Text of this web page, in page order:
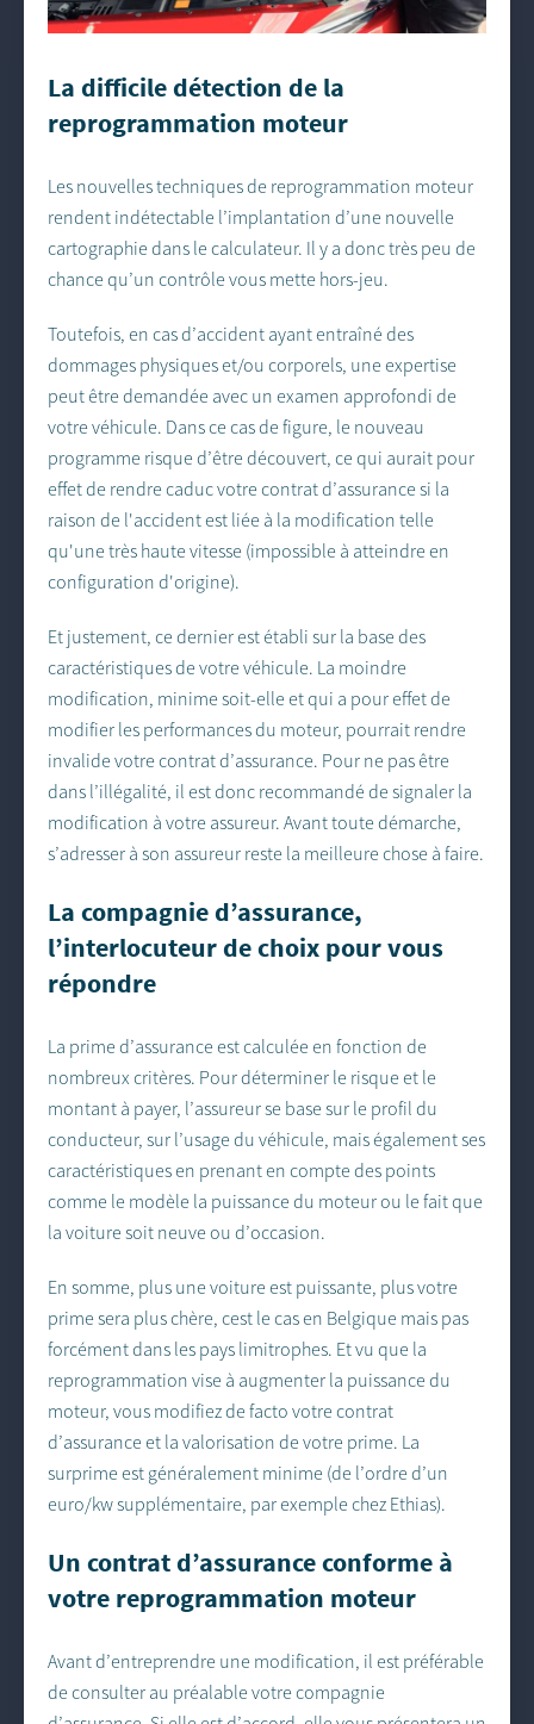
La difficile détection de la
reprogrammation moteur
Les nouvelles techniques de reprogrammation moteur
rendent indétectable l’implantation d’une nouvelle
cartographie dans le calculateur. Il y a donc très peu de
chance qu’un contrôle vous mette hors-jeu.
Toutefois, en cas d’accident ayant entraîné des
dommages physiques et/ou corporels, une expertise
peut être demandée avec un examen approfondi de
votre véhicule. Dans ce cas de figure, le nouveau
programme risque d’être découvert, ce qui aurait pour
effet de rendre caduc votre contrat d’assurance si la
raison de l'accident est liée à la modification telle
qu'une très haute vitesse (impossible à atteindre en
configuration d'origine).
Et justement, ce dernier est établi sur la base des
caractéristiques de votre véhicule. La moindre
modification, minime soit-elle et qui a pour effet de
modifier les performances du moteur, pourrait rendre
invalide votre contrat d’assurance. Pour ne pas être
dans l’illégalité, il est donc recommandé de signaler la
modification à votre assureur. Avant toute démarche,
s’adresser à son assureur reste la meilleure chose à faire.
La compagnie d’assurance,
l’interlocuteur de choix pour vous
répondre
La prime d’assurance est calculée en fonction de
nombreux critères. Pour déterminer le risque et le
montant à payer, l’assureur se base sur le profil du
conducteur, sur l’usage du véhicule, mais également ses
caractéristiques en prenant en compte des points
comme le modèle la puissance du moteur ou le fait que
la voiture soit neuve ou d’occasion.
En somme, plus une voiture est puissante, plus votre
prime sera plus chère, cest le cas en Belgique mais pas
forcément dans les pays limitrophes. Et vu que la
reprogrammation vise à augmenter la puissance du
moteur, vous modifiez de facto votre contrat
d’assurance et la valorisation de votre prime. La
surprime est généralement minime (de l’ordre d’un
euro/kw supplémentaire, par exemple chez Ethias).
Un contrat d’assurance conforme à
votre reprogrammation moteur
Avant d’entreprendre une modification, il est préférable
de consulter au préalable votre compagnie